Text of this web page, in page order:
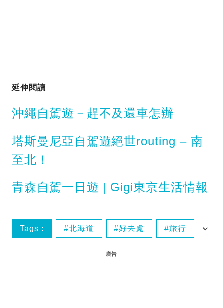
延伸閱讀
沖繩自駕遊－趕不及還車怎辦
塔斯曼尼亞自駕遊絕世routing – 南
至北！
青森自駕一日遊 | Gigi東京生活情報
Tags : 北海道 好去處 旅行
廣告